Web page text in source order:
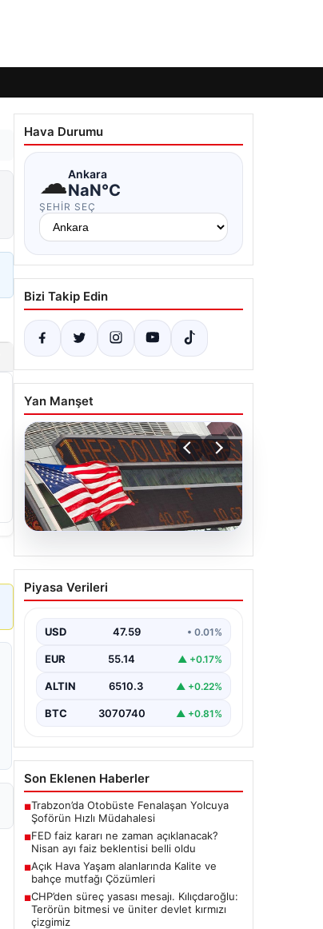
Hava Durumu
☁Ankara
NaN°C
ŞEHIR SEÇ
Bizi Takip Edin
Yan Manşet
05.08.2026
FED faiz kararı ne zaman
açıklanacak? Nisan ayı
Piyasa Verileri
USD 47.59 • 0.01%
EUR 55.14 ▲ +0.17%
ALTIN 6510.3 ▲ +0.22%
BTC 3070740 ▲ +0.81%
Son Eklenen Haberler
■Trabzon’da Otobüste Fenalaşan Yolcuya
Şoförün Hızlı Müdahalesi
■FED faiz kararı ne zaman açıklanacak?
Nisan ayı faiz beklentisi belli oldu
■Açık Hava Yaşam alanlarında Kalite ve
bahçe mutfağı Çözümleri
■CHP’den süreç yasası mesajı. Kılıçdaroğlu:
Terörün bitmesi ve üniter devlet kırmızı
çizgimiz